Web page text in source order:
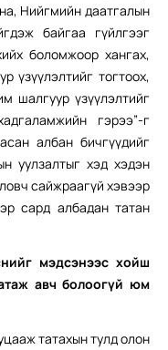
Нийгмийн даатгалын
байгаа гүйлгээг
боломжоор хангах,
үзүүлэлтийг тогтоох,
шалгуур үзүүлэлтийг
гэрээ”-г
албан бичгүүдийг
уулзалтыг хэд хэдэн
сайжраагүй хэвээр
сард албадан татан
мэдсэнээс хойш
авч болоогүй юм
татахын тулд олон